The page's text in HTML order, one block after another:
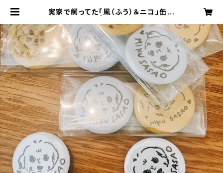
実家で飼ってた「風（ふう）＆ニコ」缶バ
ne Shop